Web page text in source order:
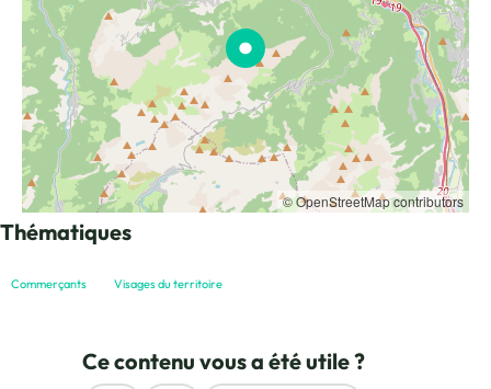
© OpenStreetMap contributors
Thématiques
Commerçants Visages du territoire
Ce contenu vous a été utile ?